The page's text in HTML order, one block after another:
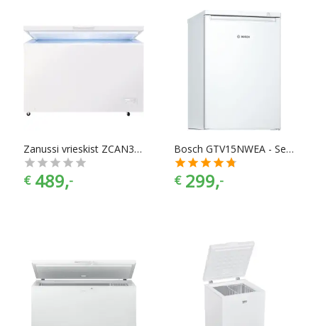
Zanussi vrieskist ZCAN38FW1
€ 489,-
Bosch GTV15NWEA - Serie 2 - Vriezer
€ 299,-